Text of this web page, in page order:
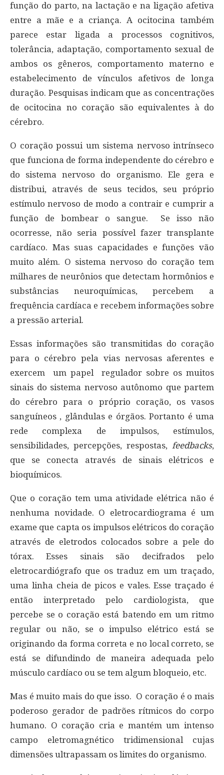
função do parto, na lactação e na ligação afetiva
entre a mãe e a criança. A ocitocina também
parece estar ligada a processos cognitivos,
tolerância, adaptação, comportamento sexual de
ambos os gêneros, comportamento materno e
estabelecimento de vínculos afetivos de longa
duração. Pesquisas indicam que as concentrações
de ocitocina no coração são equivalentes à do
cérebro.
O coração possui um sistema nervoso intrínseco
que funciona de forma independente do cérebro e
do sistema nervoso do organismo. Ele gera e
distribui, através de seus tecidos, seu próprio
estímulo nervoso de modo a contrair e cumprir a
função de bombear o sangue. Se isso não
ocorresse, não seria possível fazer transplante
cardíaco. Mas suas capacidades e funções vão
muito além. O sistema nervoso do coração tem
milhares de neurônios que detectam hormônios e
substâncias neuroquímicas, percebem a
frequência cardíaca e recebem informações sobre
a pressão arterial.
Essas informações são transmitidas do coração
para o cérebro pela vias nervosas aferentes e
exercem um papel regulador sobre os muitos
sinais do sistema nervoso autônomo que partem
do cérebro para o próprio coração, os vasos
sanguíneos , glândulas e órgãos. Portanto é uma
rede complexa de impulsos, estímulos,
sensibilidades, percepções, respostas, feedbacks,
que se conecta através de sinais elétricos e
bioquímicos.
Que o coração tem uma atividade elétrica não é
nenhuma novidade. O eletrocardiograma é um
exame que capta os impulsos elétricos do coração
através de eletrodos colocados sobre a pele do
tórax. Esses sinais são decifrados pelo
eletrocardiógrafo que os traduz em um traçado,
uma linha cheia de picos e vales. Esse traçado é
então interpretado pelo cardiologista, que
percebe se o coração está batendo em um ritmo
regular ou não, se o impulso elétrico está se
originando da forma correta e no local correto, se
está se difundindo de maneira adequada pelo
músculo cardíaco ou se tem algum bloqueio, etc.
Mas é muito mais do que isso. O coração é o mais
poderoso gerador de padrões rítmicos do corpo
humano. O coração cria e mantém um intenso
campo eletromagnético tridimensional cujas
dimensões ultrapassam os limites do organismo.